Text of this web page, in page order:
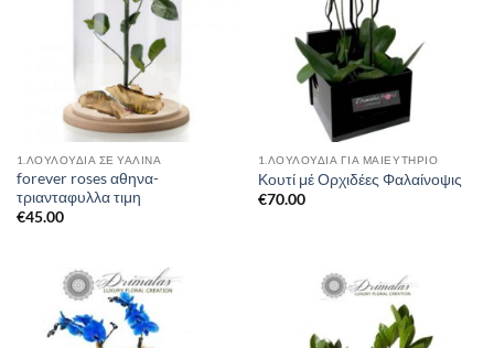
1.ΛΟΥΛΟΎΔΙΑ ΣΈ ΥΆΛΙΝΑ
forever roses αθηνα-
τριανταφυλλα τιμη
€45.00
1.ΛΟΥΛΟΥΔΙΑ ΓΙΑ ΜΑΙΕΥΤΗΡΙΟ
Κουτί μέ Ορχιδέες Φαλαίνοψις
€70.00